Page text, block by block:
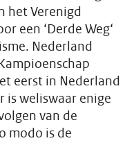
het Verenigd
een ‘Derde Weg‘
Nederland
eerst in Nederland
is weliswaar enige
van de
modo is de